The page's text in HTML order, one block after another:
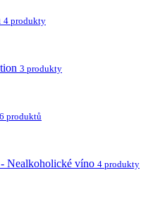
4 produkty
3 produkty
6 produktů
Nealkoholické víno 4 produkty